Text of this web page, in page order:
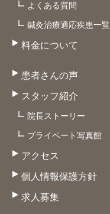
よくある質問
鍼灸治療適応疾患一覧
料金について
患者さんの声
スタッフ紹介
院長ストーリー
プライベート写真館
アクセス
個人情報保護方針
求人募集